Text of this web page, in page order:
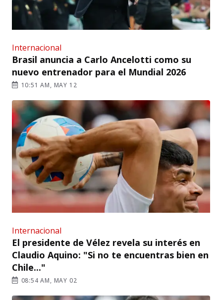
Internacional
Brasil anuncia a Carlo Ancelotti como su
nuevo entrenador para el Mundial 2026
10:51 AM, MAY 12
Internacional
El presidente de Vélez revela su interés en
Claudio Aquino: "Si no te encuentras bien en
Chile..."
08:54 AM, MAY 02